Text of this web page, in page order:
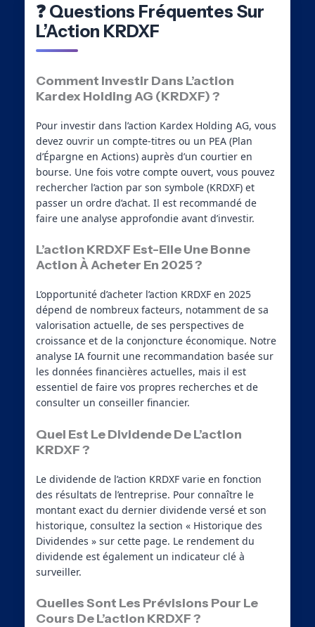
❓ Questions Fréquentes Sur
L’Action KRDXF
Comment Investir Dans L’action
Kardex Holding AG (KRDXF) ?
Pour investir dans l’action Kardex Holding AG, vous
devez ouvrir un compte-titres ou un PEA (Plan
d’Épargne en Actions) auprès d’un courtier en
bourse. Une fois votre compte ouvert, vous pouvez
rechercher l’action par son symbole (KRDXF) et
passer un ordre d’achat. Il est recommandé de
faire une analyse approfondie avant d’investir.
L’action KRDXF Est-Elle Une Bonne
Action À Acheter En 2025 ?
L’opportunité d’acheter l’action KRDXF en 2025
dépend de nombreux facteurs, notamment de sa
valorisation actuelle, de ses perspectives de
croissance et de la conjoncture économique. Notre
analyse IA fournit une recommandation basée sur
les données financières actuelles, mais il est
essentiel de faire vos propres recherches et de
consulter un conseiller financier.
Quel Est Le Dividende De L’action
KRDXF ?
Le dividende de l’action KRDXF varie en fonction
des résultats de l’entreprise. Pour connaître le
montant exact du dernier dividende versé et son
historique, consultez la section « Historique des
Dividendes » sur cette page. Le rendement du
dividende est également un indicateur clé à
surveiller.
Quelles Sont Les Prévisions Pour Le
Cours De L’action KRDXF ?